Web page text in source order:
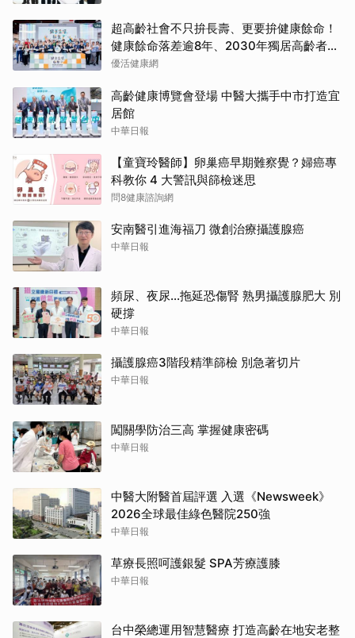
超高齡社會不只拚長壽、更要拚健康餘命！
健康餘命落差逾8年、2030年獨居高齡者估
破百萬戶
優活健康網
高齡健康博覽會登場 中醫大攜手中市打造宜
居館
中華日報
【童寶玲醫師】卵巢癌早期難察覺？婦癌專
科教你 4 大警訊與篩檢迷思
問8健康諮詢網
安南醫引進海福刀 微創治療攝護腺癌
中華日報
頻尿、夜尿…拖延恐傷腎 熟男攝護腺肥大 別
硬撐
中華日報
攝護腺癌3階段精準篩檢 別急著切片
中華日報
闖關學防治三高 掌握健康密碼
中華日報
中醫大附醫首屆評選 入選《Newsweek》
2026全球最佳綠色醫院250強
中華日報
草療長照呵護銀髮 SPA芳療護膝
中華日報
台中榮總運用智慧醫療 打造高齡在地安老整